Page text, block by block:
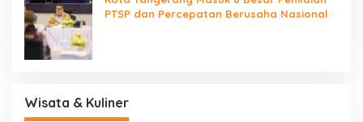
PTSP dan Percepatan Berusaha Nasional
Wisata & Kuliner